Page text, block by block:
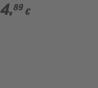
823863203, 5 Stück
4,89 €